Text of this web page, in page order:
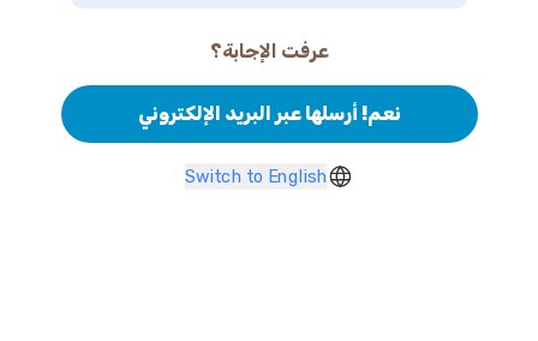
عرفت الإجابة؟
نعم! أرسلها عبر البريد الإلكتروني
Switch to English